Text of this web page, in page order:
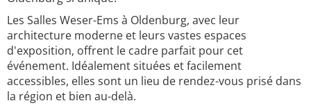
Les Salles Weser-Ems à Oldenburg, avec leur
architecture moderne et leurs vastes espaces
d'exposition, offrent le cadre parfait pour cet
événement. Idéalement situées et facilement
accessibles, elles sont un lieu de rendez-vous prisé dans
la région et bien au-delà.